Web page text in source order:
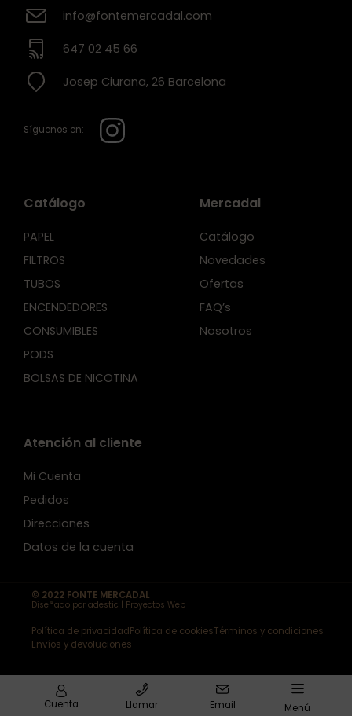
info@fontemercadal.com
647 02 45 66
Josep Ciurana, 26 Barcelona
Síguenos en:
Catálogo
PAPEL
FILTROS
TUBOS
ENCENDEDORES
CONSUMIBLES
PODS
BOLSAS DE NICOTINA
Mercadal
Catálogo
Novedades
Ofertas
FAQ’s
Nosotros
Atención al cliente
Mi Cuenta
Pedidos
Direcciones
Datos de la cuenta
© 2022 FONTE MERCADAL
Diseñado por adestic | Proyectos Web
Política de privacidadPolítica de cookiesTérminos y condiciones
Envíos y devoluciones
Cuenta Llamar Email Menú